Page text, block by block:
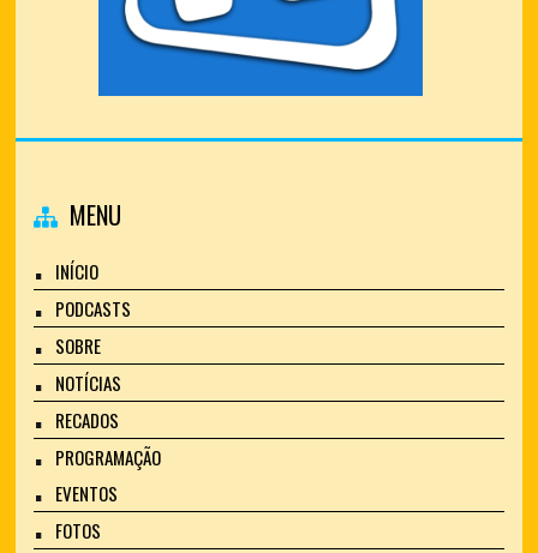
MENU
INÍCIO
PODCASTS
SOBRE
NOTÍCIAS
RECADOS
PROGRAMAÇÃO
EVENTOS
FOTOS